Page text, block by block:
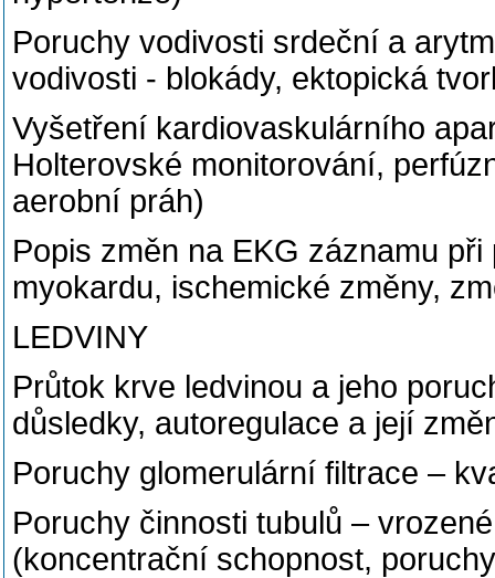
Poruchy vodivosti srdeční a
vodivosti - blokády, ektopická
Vyšetření kardiovaskulárního
Holterovské monitorování,
aerobní práh)
Popis změn na EKG záznamu
myokardu, ischemické změny,
LEDVINY
Průtok krve ledvinou a jeho
důsledky, autoregulace a její
Poruchy glomerulární filtrace –
Poruchy činnosti tubulů –
(koncentrační schopnost,